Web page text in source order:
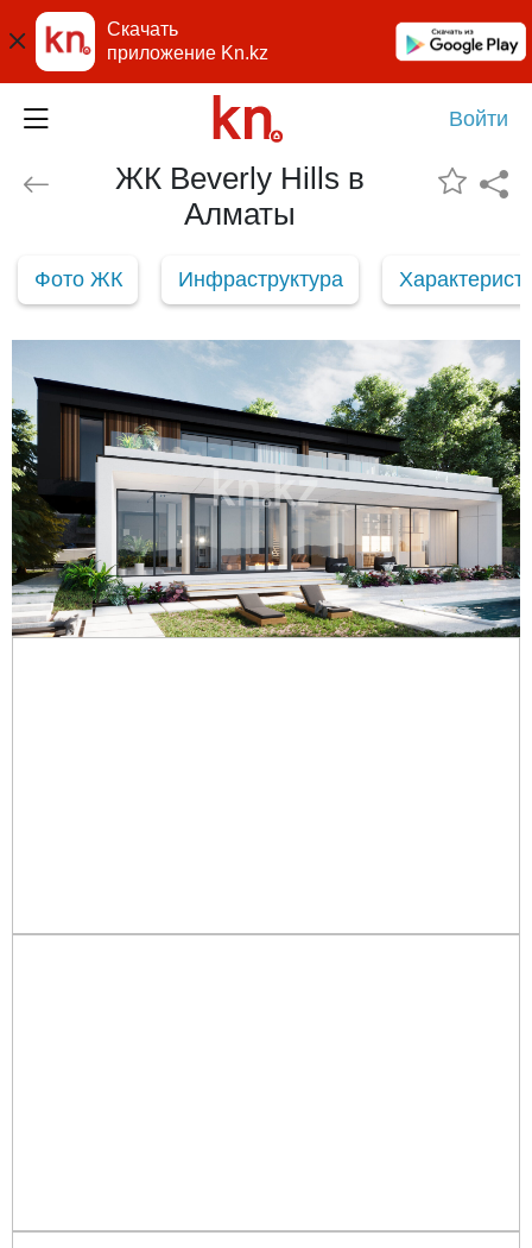
Скачать
приложение Kn.kz
Войти
ЖК Beverly Hills в
Алматы
Фото ЖК Инфраструктура